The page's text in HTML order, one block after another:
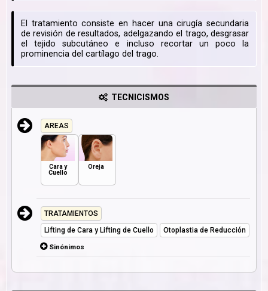
El tratamiento consiste en hacer una cirugía secundaria
de revisión de resultados, adelgazando el trago, desgrasar
el tejido subcutáneo e incluso recortar un poco la
prominencia del cartílago del trago.
TECNICISMOS
AREAS
Cara y
Cuello
Oreja
TRATAMIENTOS
Lifting de Cara y Lifting de Cuello
Otoplastia de Reducción
Sinónimos